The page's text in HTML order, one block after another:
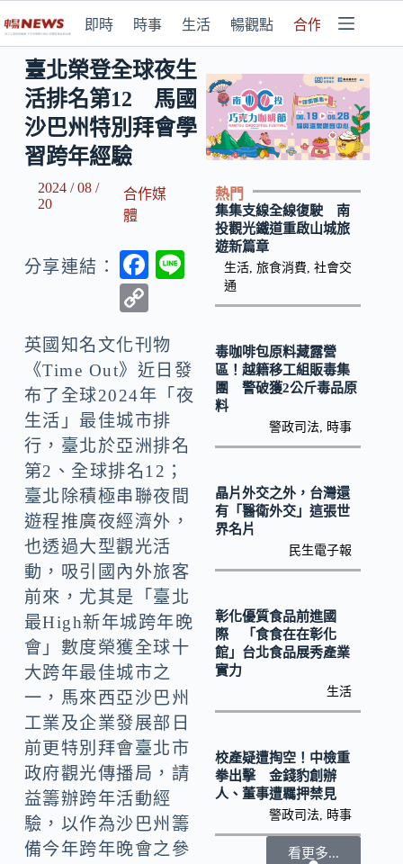
即時 時事 生活 暢觀點 合作媒體
臺北榮登全球夜生
活排名第12 馬國
沙巴州特別拜會學
習跨年經驗
2024 / 08 /
20
合作媒
體
分享連結：
F
b
o
o
k
p
y
Li
n
k
英國知名文化刊物
《Time Out》近日發
布了全球2024年「夜
生活」最佳城市排
行，臺北於亞洲排名
第2、全球排名12；
臺北除積極串聯夜間
遊程推廣夜經濟外，
也透過大型觀光活
動，吸引國內外旅客
前來，尤其是「臺北
最High新年城跨年晚
會」數度榮獲全球十
大跨年最佳城市之
一，馬來西亞沙巴州
工業及企業發展部日
前更特別拜會臺北市
政府觀光傳播局，請
益籌辦跨年活動經
驗，以作為沙巴州籌
備今年跨年晚會之參
熱門
集集支線全線復駛 南
投觀光鐵道重啟山城旅
遊新篇章
生活, 旅食消費 社會交
通
毒咖啡包原料藏露營
區！越籍移工組販毒集
團 警破獲2公斤毒品原
料
警政司法 時事
晶片外交之外，台灣還
有「醫衛外交」這張世
界名片
民生電子報
彰化優質食品前進國
際 「食食在在彰化
館」台北食品展秀產業
實力
生活
校產疑遭掏空！中檢重
拳出擊 金錢豹創辦
人、董事遭羈押禁見
警政司法 時事
看更多...